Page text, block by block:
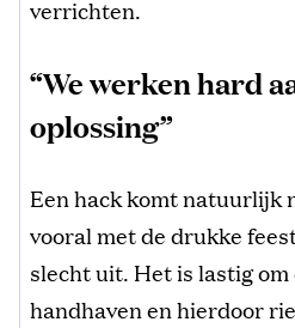
verrichten.
“We werken hard
oplossing”
Een hack komt natuurlijk
vooral met de drukke
slecht uit. Het is lastig
handhaven en hierdoor